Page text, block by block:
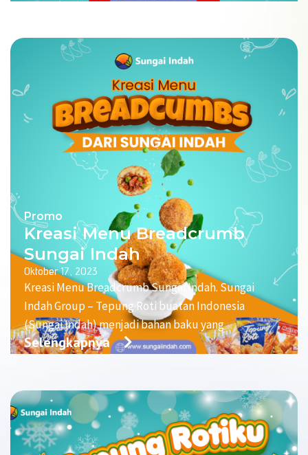
Promo
Kreasi Menu Breadcrumb
Sungai Indah
Oktober 17, 2023
Kreasi Menu Breadcrumb Sungai Indah. Sungai
Indah Group – Tepung Roti buatan Indonesia
(Sungai Indah) menjadi bahan baku yang
Selengkapnya